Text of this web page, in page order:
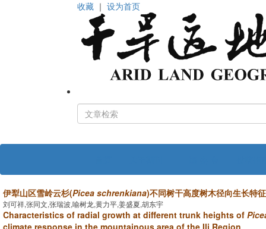
收藏 ｜ 设为首页
伊犁山区雪岭云杉(Picea schrenkiana)不同树干高度树木径向生长特
刘可祥,张同文,张瑞波,喻树龙,黄力平,姜盛夏,胡东宇
Characteristics of radial growth at different trunk heights of
climate response in the mountainous area of the Ili Region